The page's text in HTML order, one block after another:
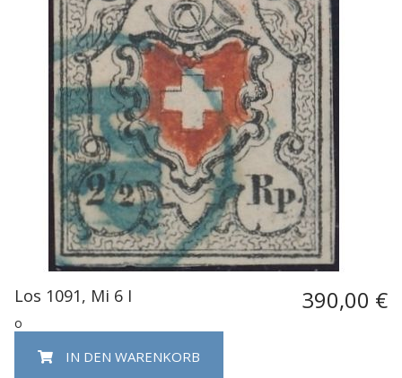
Los 1091, Mi 6 I 390,00 €
o
IN DEN WARENKORB